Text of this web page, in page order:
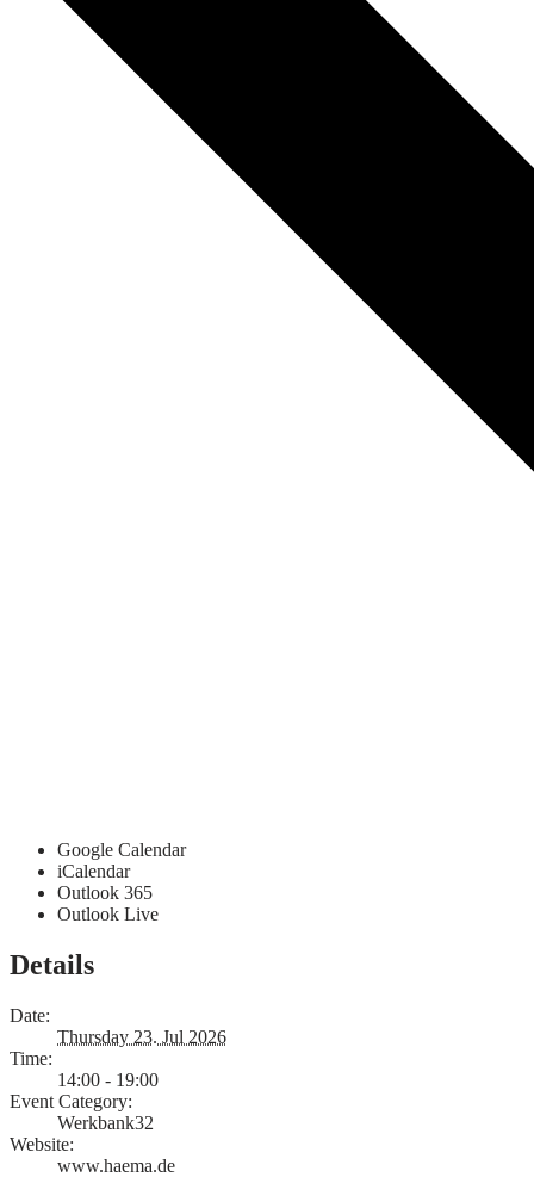
Google Calendar
iCalendar
Outlook 365
Outlook Live
Details
Date:
Thursday 23. Jul 2026
Time:
14:00 - 19:00
Event Category:
Werkbank32
Website:
www.haema.de